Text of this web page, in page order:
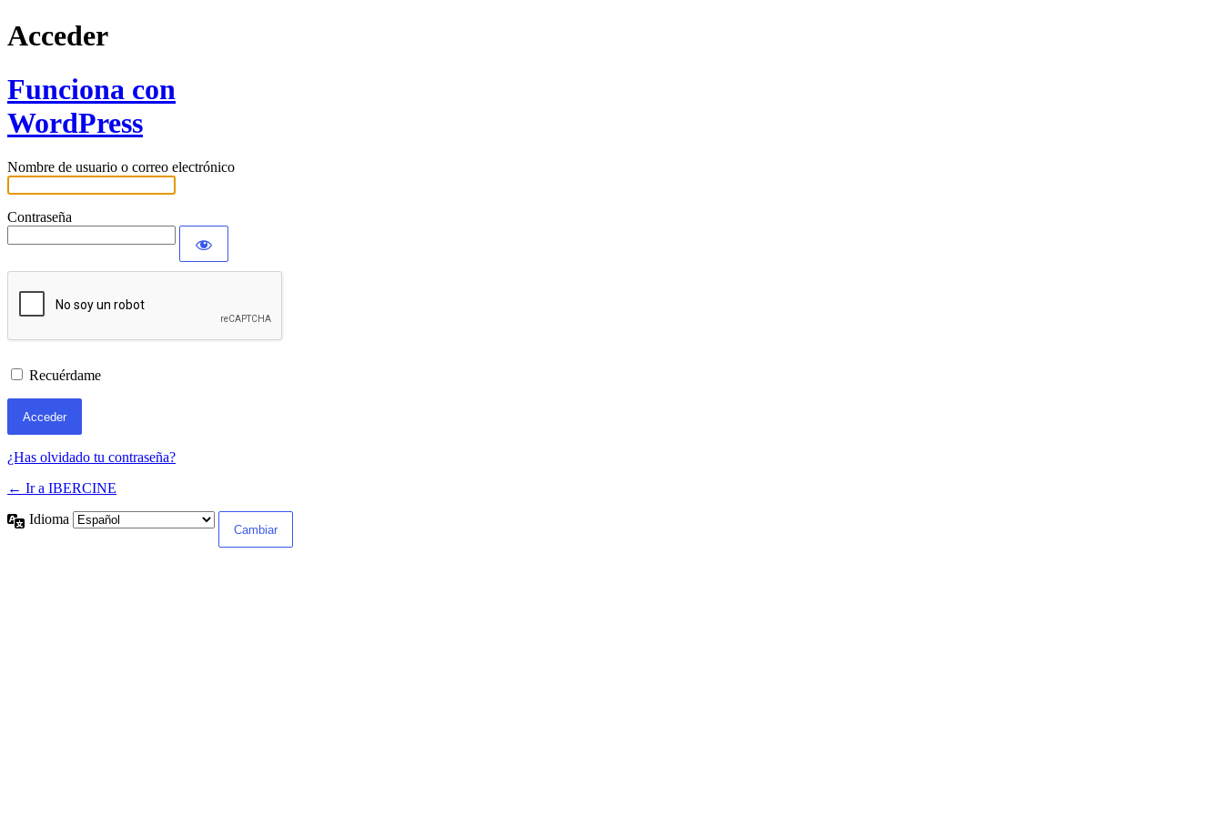
Acceder
Funciona con
WordPress
Nombre de usuario o correo electrónico
Contraseña
Recuérdame
¿Has olvidado tu contraseña?
← Ir a IBERCINE
Idioma